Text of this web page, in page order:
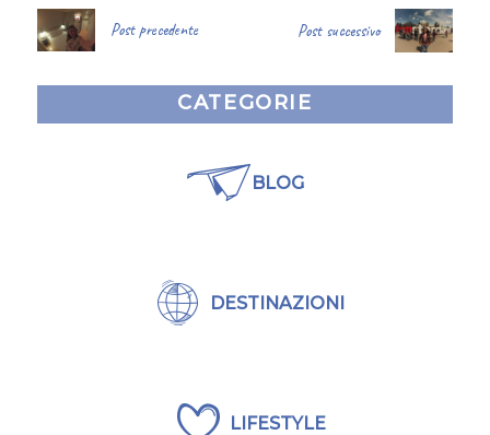
Post precedente Post successivo
CATEGORIE
BLOG
DESTINAZIONI
LIFESTYLE